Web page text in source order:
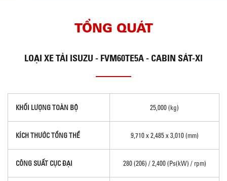
TỔNG QUÁT
LOẠI XE TẢI ISUZU - FVM60TE5A - CABIN SÁT-XI
KHỐI LƯỢNG TOÀN BỘ 25,000 (kg)
KÍCH THƯỚC TỔNG THỂ 9,710 x 2,485 x 3,010 (mm)
CÔNG SUẤT CỰC ĐẠI 280 (206) / 2,400 (Ps(kW) / rpm)